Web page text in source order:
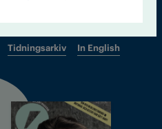
Tidningsarkiv In English